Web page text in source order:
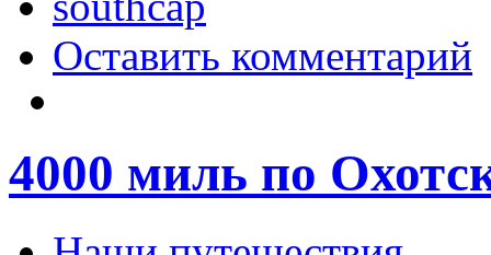
Оставить комментарий
4000 миль по